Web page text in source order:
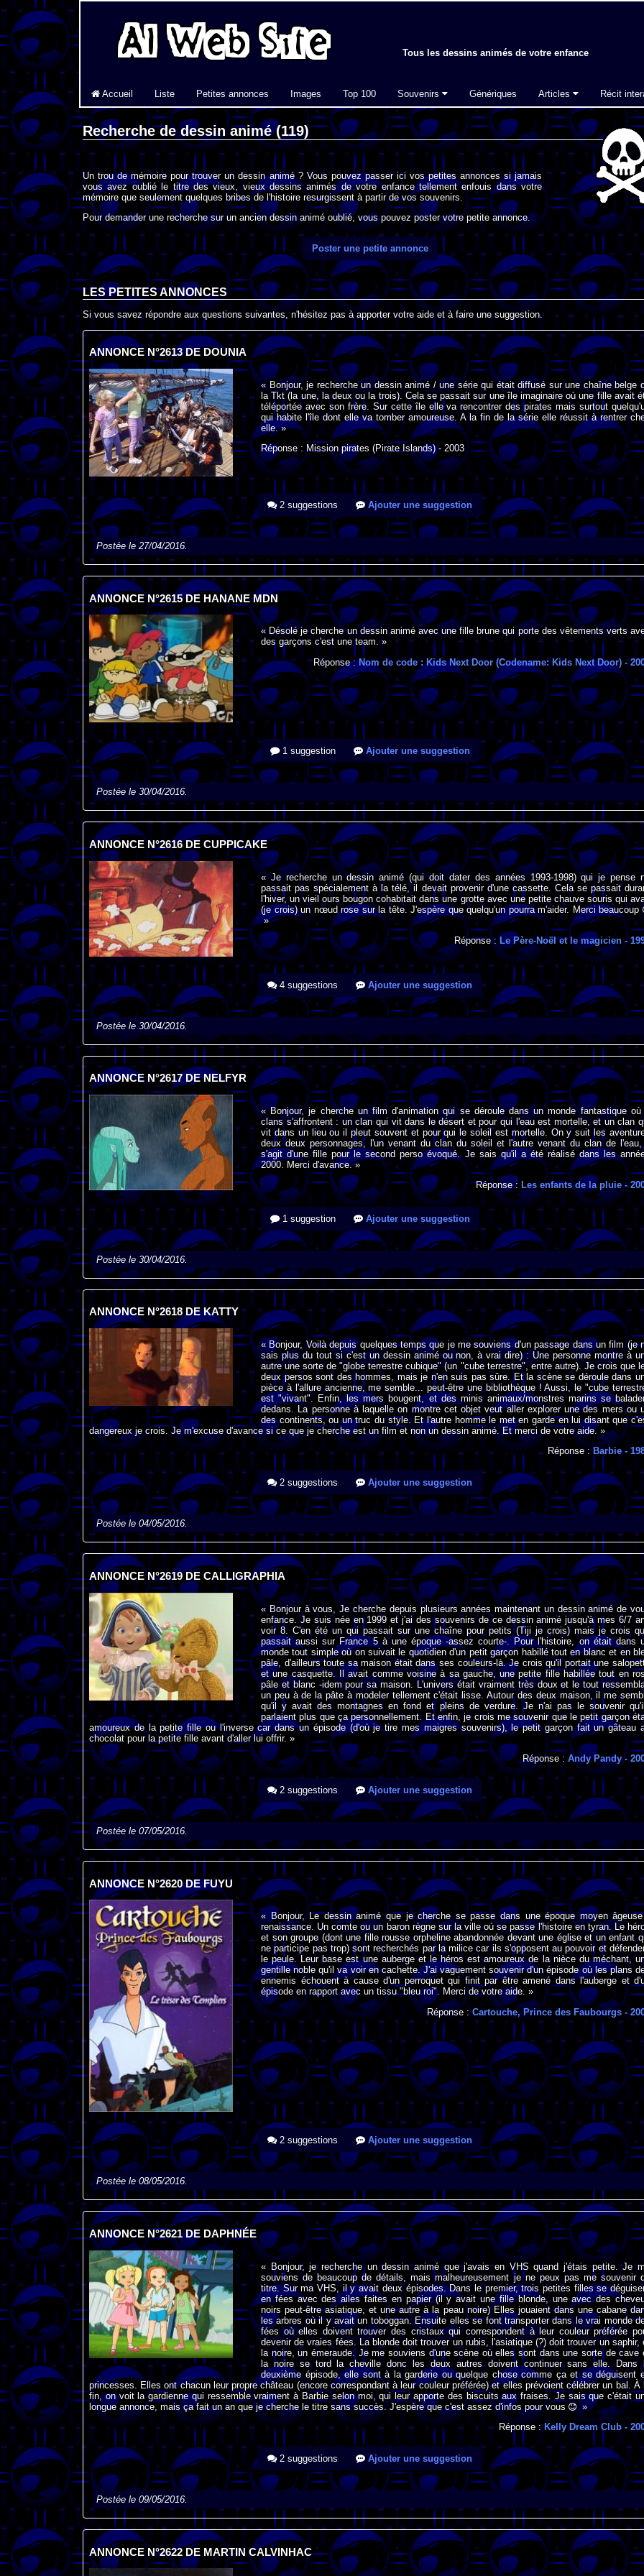
Tous les dessins animés de votre enfance
Accueil Liste Petites annonces Images Top 100 Souvenirs Génériques Articles Récit
Recherche de dessin animé (119)
Un trou de mémoire pour trouver un dessin animé ? Vous pouvez passer ici vos petites annonces si jamais
vous avez oublié le titre des vieux, vieux dessins animés de votre enfance tellement enfouis dans votre
mémoire que seulement quelques bribes de l'histoire resurgissent à partir de vos souvenirs.
Pour demander une recherche sur un ancien dessin animé oublié, vous pouvez poster votre petite annonce.
Poster une petite annonce
LES PETITES ANNONCES
Si vous savez répondre aux questions suivantes, n'hésitez pas à apporter votre aide et à faire une suggestion.
ANNONCE N°2613 DE DOUNIA
« Bonjour, je recherche un dessin animé / une série qui était diffusé sur une chaîne belge
la Tkt (la une, la deux ou la trois). Cela se passait sur une île imaginaire où une fille avait
téléportée avec son frère. Sur cette île elle va rencontrer des pirates mais surtout
qui habite l'île dont elle va tomber amoureuse. A la fin de la série elle réussit à rentrer
elle. »
Réponse : Mission pirates (Pirate Islands) - 2003
2 suggestions Ajouter une suggestion
Postée le 27/04/2016.
ANNONCE N°2615 DE HANANE MDN
« Désolé je cherche un dessin animé avec une fille brune qui porte des vêtements verts
des garçons c'est une team. »
Réponse :Nom de code : Kids Next Door (Codename: Kids Next Door) -
1 suggestion Ajouter une suggestion
Postée le 30/04/2016.
ANNONCE N°2616 DE CUPPICAKE
« Je recherche un dessin animé (qui doit dater des années 1993-1998) qui je pense
passait pas spécialement à la télé, il devait provenir d'une cassette. Cela se passait
l'hiver, un vieil ours bougon cohabitait dans une grotte avec une petite chauve souris qui
(je crois) un nœud rose sur la tête. J'espère que quelqu'un pourra m'aider. Merci beaucoup
»
Réponse : Le Père-Noël et le magicien-
4 suggestions Ajouter une suggestion
Postée le 30/04/2016.
ANNONCE N°2617 DE NELFYR
« Bonjour, je cherche un film d'animation qui se déroule dans un monde fantastique où
clans s'affrontent : un clan qui vit dans le désert et pour qui l'eau est mortelle, et un clan
vit dans un lieu ou il pleut souvent et pour qui le soleil est mortelle. On y suit les
deux deux personnages, l'un venant du clan du soleil et l'autre venant du clan de l'eau,
s'agit d'une fille pour le second perso évoqué. Je sais qu'il a été réalisé dans les
2000. Merci d'avance. »
Réponse : Les enfants de la pluie-
1 suggestion Ajouter une suggestion
Postée le 30/04/2016.
ANNONCE N°2618 DE KATTY
« Bonjour, Voilà depuis quelques temps que je me souviens d'un passage dans un film (je
sais plus du tout si c'est un dessin animé ou non, à vrai dire) : Une personne montre à
autre une sorte de "globe terrestre cubique" (un "cube terrestre", entre autre). Je crois que
deux persos sont des hommes, mais je n'en suis pas sûre. Et la scène se déroule dans
pièce à l'allure ancienne, me semble... peut-être une bibliothèque ! Aussi, le "cube
est "vivant". Enfin, les mers bougent, et des minis animaux/monstres marins se
dedans. La personne à laquelle on montre cet objet veut aller explorer une des mers ou
des continents, ou un truc du style. Et l'autre homme le met en garde en lui disant que
dangereux je crois. Je m'excuse d'avance si ce que je cherche est un film et non un dessin animé. Et merci de votre aide. »
Réponse :Barbie-
2 suggestions Ajouter une suggestion
Postée le 04/05/2016.
ANNONCE N°2619 DE CALLIGRAPHIA
« Bonjour à vous, Je cherche depuis plusieurs années maintenant un dessin animé de
enfance. Je suis née en 1999 et j'ai des souvenirs de ce dessin animé jusqu'à mes 6/7
voir 8. C'en été un qui passait sur une chaîne pour petits (Tiji je crois) mais je crois
passait aussi sur France 5 à une époque -assez courte-. Pour l'histoire, on était dans
monde tout simple où on suivait le quotidien d'un petit garçon habillé tout en blanc et en
pâle, d'ailleurs toute sa maison était dans ses couleurs-là. Je crois qu'il portait une
et une casquette. Il avait comme voisine à sa gauche, une petite fille habillée tout en
pâle et blanc -idem pour sa maison. L'univers était vraiment très doux et le tout
un peu à de la pâte à modeler tellement c'était lisse. Autour des deux maison, il me
qu'il y avait des montagnes en fond et pleins de verdure. Je n'ai pas le souvenir
parlaient plus que ça personnellement. Et enfin, je crois me souvenir que le petit garçon
amoureux de la petite fille ou l'inverse car dans un épisode (d'où je tire mes maigres souvenirs), le petit garçon fait un gâteau
chocolat pour la petite fille avant d'aller lui offrir. »
Réponse :Andy Pandy-
2 suggestions Ajouter une suggestion
Postée le 07/05/2016.
ANNONCE N°2620 DE FUYU
« Bonjour, Le dessin animé que je cherche se passe dans une époque moyen
renaissance. Un comte ou un baron règne sur la ville où se passe l'histoire en tyran. Le
et son groupe (dont une fille rousse orpheline abandonnée devant une église et un enfant
ne participe pas trop) sont recherchés par la milice car ils s'opposent au pouvoir et
le peule. Leur base est une auberge et le héros est amoureux de la nièce du méchant,
gentille noble qu'il va voir en cachette. J'ai vaguement souvenir d'un épisode où les plans
ennemis échouent à cause d'un perroquet qui finit par être amené dans l'auberge et
épisode en rapport avec un tissu "bleu roi". Merci de votre aide. »
Réponse :Cartouche, Prince des Faubourgs -
2 suggestions Ajouter une suggestion
Postée le 08/05/2016.
ANNONCE N°2621 DE DAPHNÉE
« Bonjour, je recherche un dessin animé que j'avais en VHS quand j'étais petite. Je
souviens de beaucoup de détails, mais malheureusement je ne peux pas me souvenir
titre. Sur ma VHS, il y avait deux épisodes. Dans le premier, trois petites filles se
en fées avec des ailes faites en papier (il y avait une fille blonde, une avec des
noirs peut-être asiatique, et une autre à la peau noire) Elles jouaient dans une cabane
les arbres où il y avait un toboggan. Ensuite elles se font transporter dans le vrai monde
fées où elles doivent trouver des cristaux qui correspondent à leur couleur préférée
devenir de vraies fées. La blonde doit trouver un rubis, l'asiatique (?) doit trouver un saphir,
la noire, un émeraude. Je me souviens d'une scène où elles sont dans une sorte de cave
la noire se tord la cheville donc les deux autres doivent continuer sans elle. Dans
deuxième épisode, elle sont à la garderie ou quelque chose comme ça et se déguisent
princesses. Elles ont chacun leur propre château (encore correspondant à leur couleur préférée) et elles prévoient célébrer un bal. À
fin, on voit la gardienne qui ressemble vraiment à Barbie selon moi, qui leur apporte des biscuits aux fraises. Je sais que c'était
longue annonce, mais ça fait un an que je cherche le titre sans succès. J'espère que c'est assez d'infos pour vous
»
Réponse : Kelly Dream Club-
2 suggestions Ajouter une suggestion
Postée le 09/05/2016.
ANNONCE N°2622 DE MARTIN CALVINHAC